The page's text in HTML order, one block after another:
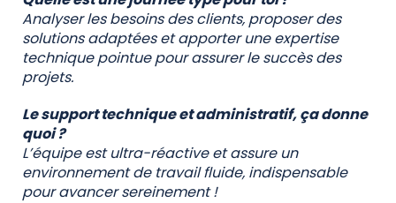
Analyser les besoins des clients, proposer des
solutions adaptées et apporter une expertise
technique pointue pour assurer le succès des
projets.
Le support technique et administratif, ça donne
quoi ?
L’équipe est ultra-réactive et assure un
environnement de travail fluide, indispensable
pour avancer sereinement !